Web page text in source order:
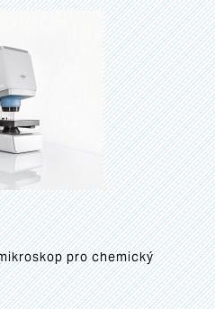
pro chemický